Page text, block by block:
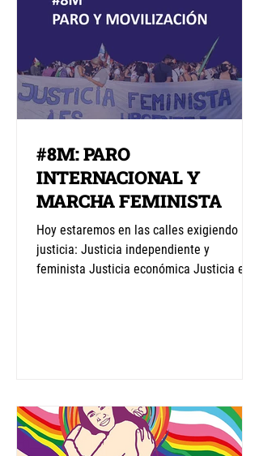
#8M: PARO
INTERNACIONAL Y
MARCHA FEMINISTA
Hoy estaremos en las calles exigiendo
justicia: Justicia independiente y
feminista Justicia económica Justicia en